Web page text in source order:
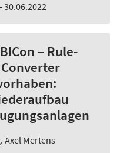
30.06.2022
– Rule-
Axel Mertens